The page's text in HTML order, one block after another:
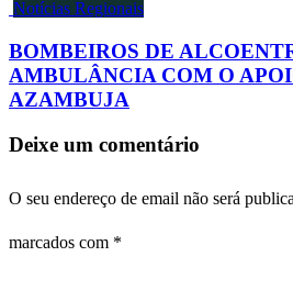
Notícias Regionais
BOMBEIROS DE
AMBULÂNCIA COM O
AZAMBUJA
Deixe um comentário
O seu endereço de email não será
marcados com *